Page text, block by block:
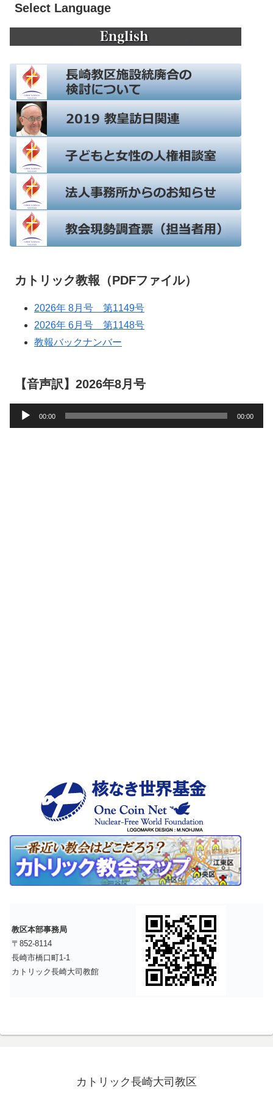
Select Language
カトリック教報（PDFファイル）
2026年 8月号 第1149号
2026年 6月号 第1148号
教報バックナンバー
【音声訳】2026年8月号
声
00:00 00:00
教区本部事務局
〒852-8114
長崎市橋口町1-1
カトリック長崎大司教館
カトリック長崎大司教区